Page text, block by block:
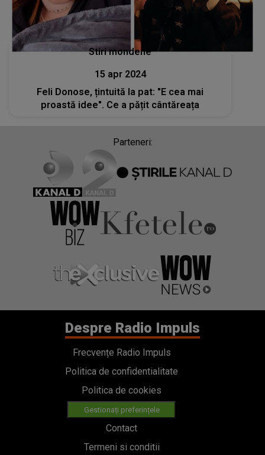
Stiri mondene
15 apr 2024
Feli Donose, țintuită la pat: "E cea mai
proastă idee". Ce a pățit cântăreața
Parteneri:
Despre Radio Impuls
Frecvențe Radio Impuls
Politica de confidentialitate
Politica de cookies
Gestionați preferințele
Contact
Termeni si conditii